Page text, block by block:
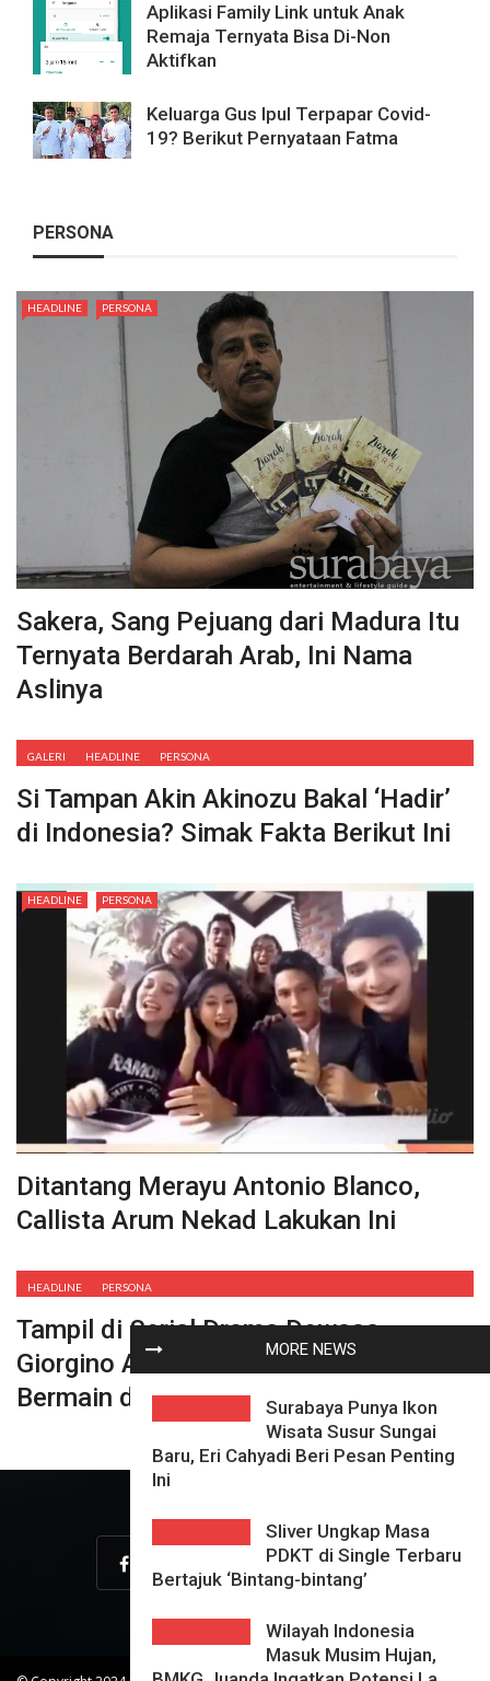
MORE NEWS
Surabaya Punya Ikon
Wisata Susur Sungai
Baru, Eri Cahyadi Beri Pesan Penting
Ini
Sliver Ungkap Masa
PDKT di Single Terbaru
Bertajuk ‘Bintang-bintang’
Wilayah Indonesia
Masuk Musim Hujan,
Aplikasi Family Link untuk Anak
Remaja Ternyata Bisa Di-Non
Aktifkan
Keluarga Gus Ipul Terpapar Covid-
19? Berikut Pernyataan Fatma
PERSONA
HEADLINE PERSONA
Sakera, Sang Pejuang dari Madura Itu
Ternyata Berdarah Arab, Ini Nama
Aslinya
GALERI HEADLINE PERSONA
Si Tampan Akin Akinozu Bakal ‘Hadir’
di Indonesia? Simak Fakta Berikut Ini
HEADLINE PERSONA
Ditantang Merayu Antonio Blanco,
Callista Arum Nekad Lakukan Ini
HEADLINE PERSONA
Tampil di Serial Drama Dewasa,
Giorgino Abraham : Saya Tidak Suka
Bermain di Zona Nyaman